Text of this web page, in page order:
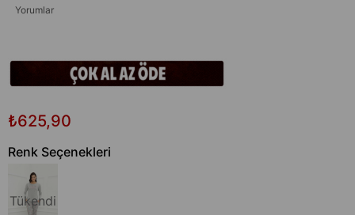
Yorumlar
₺625,90
Renk Seçenekleri
Tükendi